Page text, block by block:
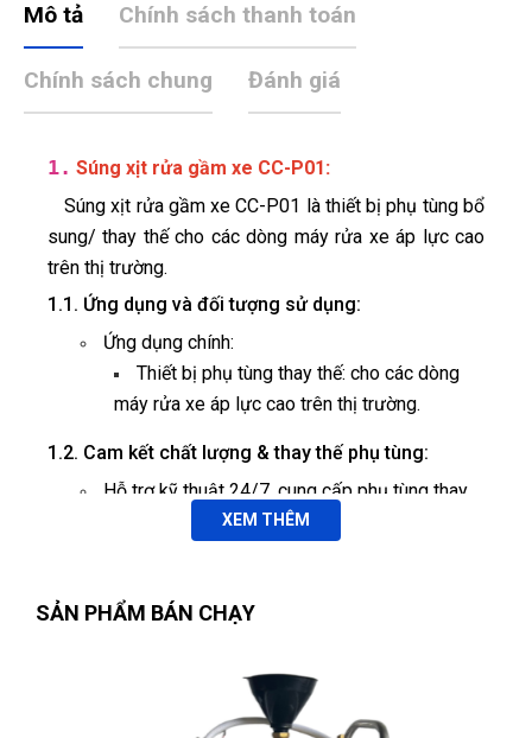
Mô tả Chính sách thanh toán
Chính sách chung Đánh giá
1. Súng xịt rửa gầm xe CC-P01:
Súng xịt rửa gầm xe CC-P01 là thiết bị phụ tùng bổ
sung/ thay thế cho các dòng máy rửa xe áp lực cao
trên thị trường.
1.1. Ứng dụng và đối tượng sử dụng:
Ứng dụng chính:
Thiết bị phụ tùng thay thế: cho các dòng
máy rửa xe áp lực cao trên thị trường.
1.2. Cam kết chất lượng & thay thế phụ tùng:
Hỗ trợ kỹ thuật 24/7, cung cấp phụ tùng thay
hướng dẫn bảo trì định kỳ.
2. Thông số kỹ thuật:
XEM THÊM
SẢN PHẨM BÁN CHẠY